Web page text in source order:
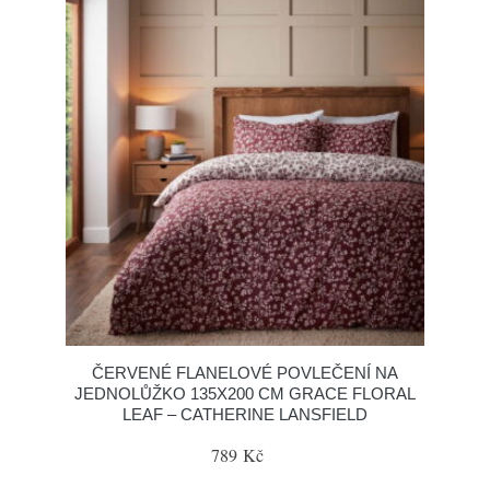
ČERVENÉ FLANELOVÉ POVLEČENÍ NA
JEDNOLŮŽKO 135X200 CM GRACE FLORAL
LEAF – CATHERINE LANSFIELD
789 Kč